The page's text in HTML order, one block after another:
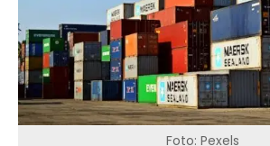
Foto: Pexels